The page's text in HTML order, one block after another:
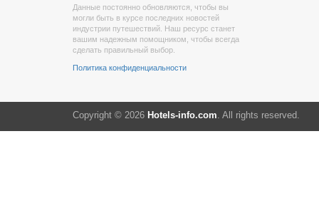
Данные постоянно обновляются, чтобы вы
могли быть в курсе последних новостей
индустрии путешествий. Наш ресурс станет
вашим надежным помощником, чтобы всегда
сделать правильный выбор.
Политика конфиденциальности
Copyright © 2026 Hotels-info.com. All rights reserved.